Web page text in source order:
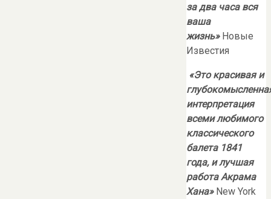
за два часа вся
ваша
жизнь» Новые
Известия
«Это красивая и
интерпретация
всеми любимого
классического
балета 1841
года, и лучшая
работа Акрама
Хана» New York